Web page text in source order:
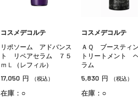
コスメデコルテ
リポソーム アドバンス
ト リペアセラム ７５
ｍＬ（レフィル）
17,050 円 （税込）
在庫：○
コスメデコルテ
ＡＱ ブーステ
トリートメント
ラム
5,830 円 （税込）
在庫：○